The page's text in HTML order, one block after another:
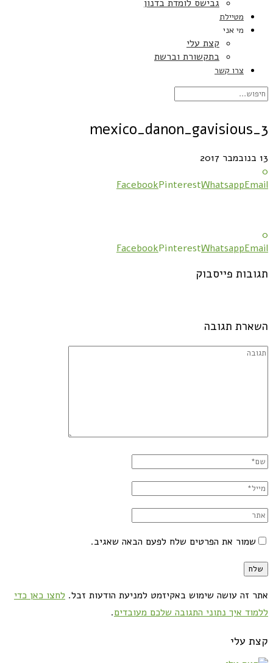
גבישס לומדת בדנון
מטיילת
מי אני
קצת עלי
בתקשורת וברשת
צרו קשר
mexico_danon_gavisious_3
13 בנובמבר 2017
0
FacebookPinterestWhatsappEmail
0
FacebookPinterestWhatsappEmail
תגובות פייסבוק
השארת תגובה
שמור את הפרטים שלח לפעם הבאה שאגיב.
אתר זה עושה שימוש באקיזמט למניעת הודעות זבל. לחצו כאן כדי
ללמוד איך נתוני התגובה שלכם מעובדים.
קצת עלי